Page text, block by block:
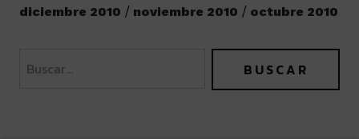
diciembre 2010
noviembre 2010 octubre 2010